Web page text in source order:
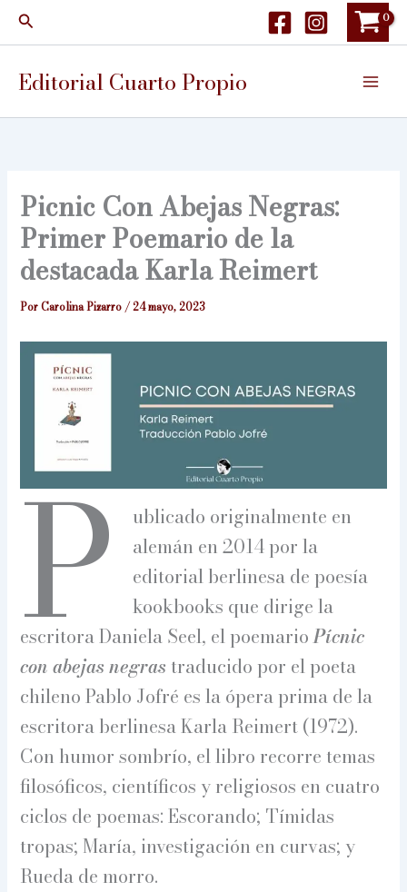
Buscar
Editorial Cuarto Propio
Picnic Con Abejas Negras:
Primer Poemario de la
destacada Karla Reimert
PorCarolina Pizarro /24 mayo, 2023
P ublicado originalmente en
alemán en 2014 por la
editorial berlinesa de poesía
kookbooks que dirige la
escritora Daniela Seel, el poemarioPícnic
con abejas negras traducido por el poeta
chileno Pablo Jofré es la ópera prima de la
escritora berlinesa Karla Reimert (1972).
Con humor sombrío, el libro recorre temas
filosóficos, científicos y religiosos en cuatro
ciclos de poemas: Escorando; Tímidas
tropas; María, investigación en curvas; y
Rueda de morro.